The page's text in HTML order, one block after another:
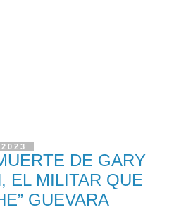
DE GARY
EL MILITAR QUE
GUEVARA